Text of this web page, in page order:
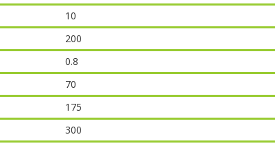
10
200
0.8
70
175
300